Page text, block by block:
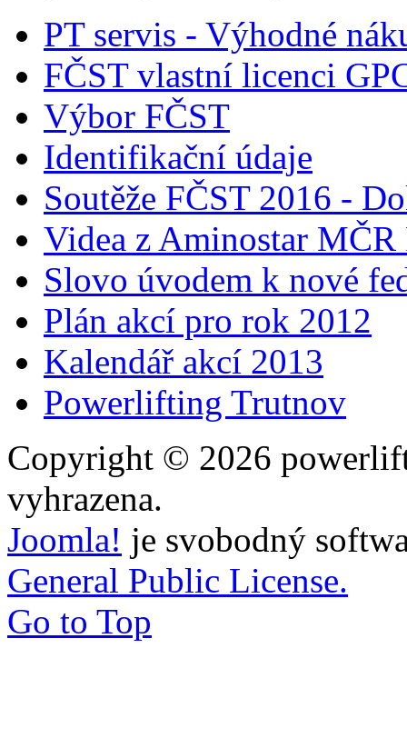
PT servis - Výhodné
FČST vlastní licenci
Výbor FČST
Identifikační údaje
Soutěže FČST 2016 -
Videa z Aminostar MČR
Slovo úvodem k nové
Plán akcí pro rok 2012
Kalendář akcí 2013
Powerlifting Trutnov
Copyright © 2026
vyhrazena.
Joomla! je svobodný
General Public License.
Go to Top